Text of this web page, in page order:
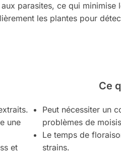
parasites, ce qui
les plantes pour
une
et
Ce
Peut nécessiter un
problèmes de
Le temps de
strains.